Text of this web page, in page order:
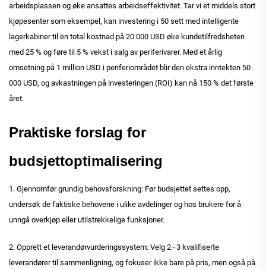
arbeidsplassen og øke ansattes arbeidseffektivitet. Tar vi et middels stort
kjøpesenter som eksempel, kan investering i 50 sett med intelligente
lagerkabiner til en total kostnad på 20 000 USD øke kundetilfredsheten
med 25 % og føre til 5 % vekst i salg av periferivarer. Med et årlig
omsetning på 1 million USD i periferiområdet blir den ekstra inntekten 50
000 USD, og avkastningen på investeringen (ROI) kan nå 150 % det første
året.
Praktiske forslag for
budsjettoptimalisering
1. Gjennomfør grundig behovsforskning: Før budsjettet settes opp,
undersøk de faktiske behovene i ulike avdelinger og hos brukere for å
unngå overkjøp eller utilstrekkelige funksjoner.
2. Opprett et leverandørvurderingssystem: Velg 2–3 kvalifiserte
leverandører til sammenligning, og fokuser ikke bare på pris, men også på